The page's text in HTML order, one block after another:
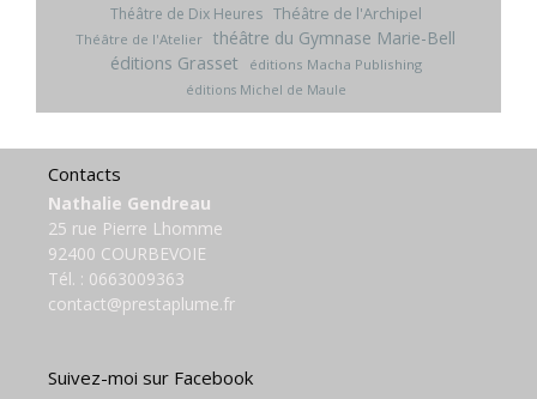
Théâtre de Dix Heures Théâtre de l'Archipel
Théâtre de l'Atelier théâtre du Gymnase Marie-Bell
éditions Grasset
éditions Macha Publishing
éditions Michel de Maule
Contacts
Nathalie Gendreau
25 rue Pierre Lhomme
92400 COURBEVOIE
Tél. : 0663009363
contact@prestaplume.fr
Suivez-moi sur Facebook